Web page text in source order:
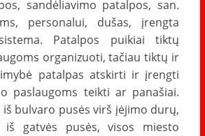
sandėliavimo patalpos, san.
personalui, dušas, įrengta
Patalpos puikiai tiktų
organizuoti, tačiau tiktų ir
patalpas atskirti ir įrengti
paslaugoms teikti ar panašiai.
iš bulvaro pusės virš įėjimo durų,
iš gatvės pusės, visos miesto